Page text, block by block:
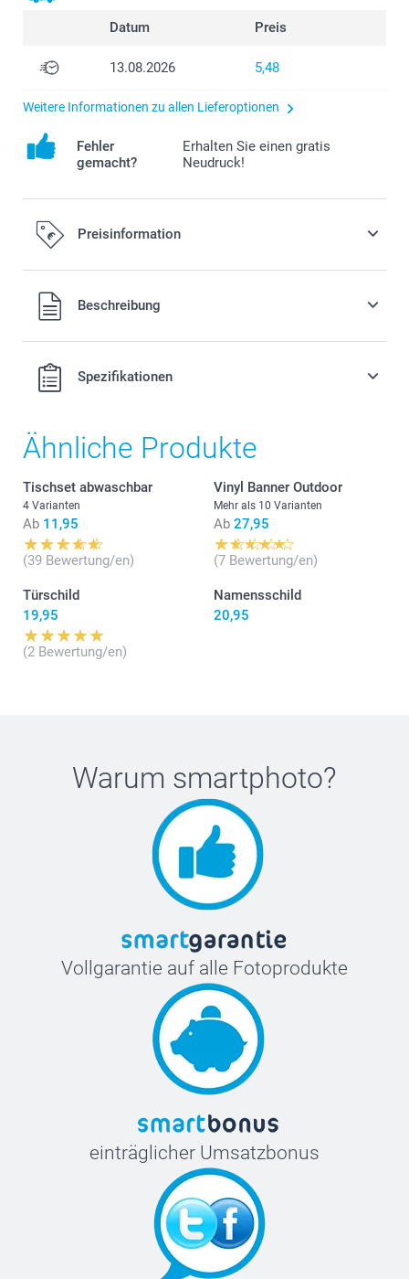
Datum Preis
13.08.2026 5,48
Weitere Informationen zu allen Lieferoptionen
Fehler
gemacht?
Erhalten Sie einen gratis
Neudruck!
Preisinformation
Alle Preise verstehen sich in EURO (€) inkl. MwSt. und zzgl.
Versandkosten.Beschreibung
Spezifikationen
Ähnliche Produkte
Tischset abwaschbar
4 Varianten
Ab 11,95
(39 Bewertung/en)
Vinyl Banner Outdoor
Mehr als 10 Varianten
Ab 27,95
(7 Bewertung/en)
Türschild
19,95
(2 Bewertung/en)
Namensschild
20,95
Warum smartphoto?
Vollgarantie auf alle Fotoprodukte
einträglicher Umsatzbonus